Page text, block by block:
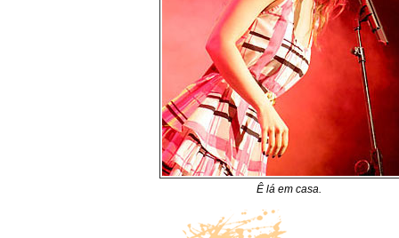
Ê lá em casa.